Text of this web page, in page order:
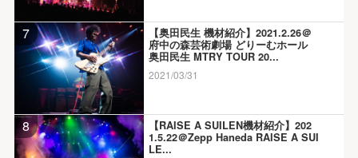
7
【奥田民生 機材紹介】2021.2.26＠
府中の森芸術劇場 どりーむホール
奥田民生 MTRY TOUR 20...
2021/03/31
8
【RAISE A SUILEN機材紹介】202
1.5.22＠Zepp Haneda RAISE A SUI
LE...